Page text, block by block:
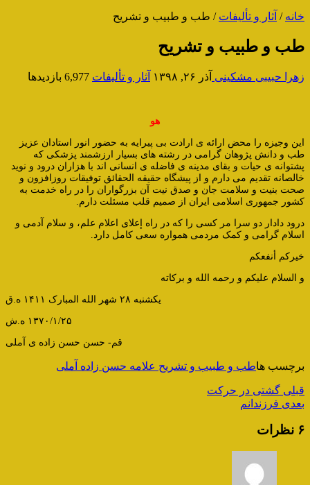
خانه / آثار و تألیفات / طب و طبیب و تشریح
طب و طبیب و تشریح
زهرا حبیبی مشکینی آذر ۲۶, ۱۳۹۸ آثار و تألیفات 6,977 بازدیدها
هو
این وجیزه را محض ارائه ی ارادت بی پیرایه به حضور انور استادان عزیز
طب و دانش پژوهان گرامی در رشته های بسیار ارزشمند پزشکی که
پشتوانه ی حیات و بقای مدینه ی فاضله ی انسانی اند با هزاران درود و نوید
خالصانه تقدیم می دارم و از پیشگاه حقیقه الحقائق توفیقات روزافزون و
صحت بنیت و سلامت جان و صدق نیت آن بزرگواران را در راه خدمت به
کشور جمهوری اسلامی ایران از صمیم قلب مسئلت دارم.
درود دادار دو سرا مر کسی را که در راه إعلای اعلام علم، و سلام آدمی و
اسلام گرامی و کمک مردمی همواره سعی کامل دارد.
خیرکم أنفعکم
و السلام علیکم و رحمه الله و برکاته
یکشنبه ۲۸ شهر الله المبارک ۱۴۱۱ ه.ق
۱۳۷۰/۱/۲۵ ه.ش
قم- حسن حسن زاده ی آملی
برچسب هاطب و طبیب و تشریح علامه حسن زاده آملی
قبلی گشتی در حرکت
بعدی فرزندانم
۶ نظرات